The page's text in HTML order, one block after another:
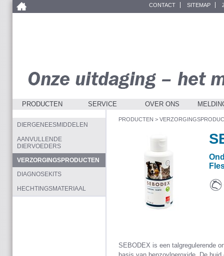
CONTACT SITEMAP
PRODUCTEN SERVICE OVER ONS
PRODUCTEN >
SEBODEX is een talgregulerende
DIERGENEESMIDDELEN
AANVULLENDE
DIERVOEDERS
VERZORGINGSPRODUCTEN
DIAGNOSEKITS
HECHTINGSMATERIAAL